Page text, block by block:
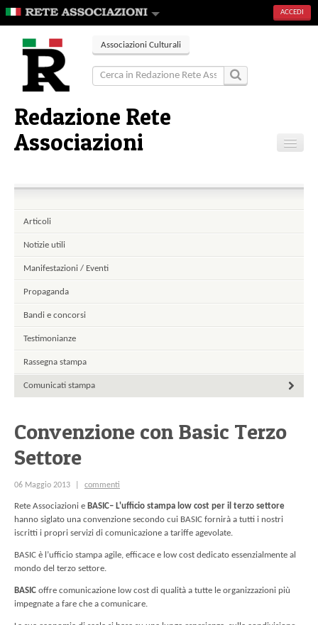
ACCEDI
Associazioni Culturali
Redazione Rete
Associazioni
Articoli
Eventi
Gallerie
Contatti
Articoli
Notizie utili
Manifestazioni / Eventi
Propaganda
Bandi e concorsi
Testimonianze
Rassegna stampa
Comunicati stampa
Convenzione con Basic Terzo
Settore
06 Maggio 2013 commenti
Rete Associazioni e BASIC– L'ufficio stampa low cost per il terzo settore
hanno siglato una convenzione secondo cui BASIC fornirà a tutti i nostri
iscritti i propri servizi di comunicazione a tariffe agevolate.
BASIC è l’ufficio stampa agile, efficace e low cost dedicato essenzialmente al
mondo del terzo settore.
BASIC offre comunicazione low cost di qualità a tutte le organizzazioni più
impegnate a fare che a comunicare.